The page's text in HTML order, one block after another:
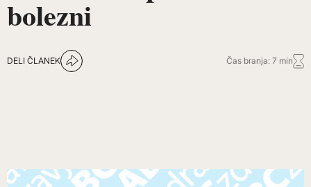
bolezni
DELI ČLANEK Čas branja: 7 min